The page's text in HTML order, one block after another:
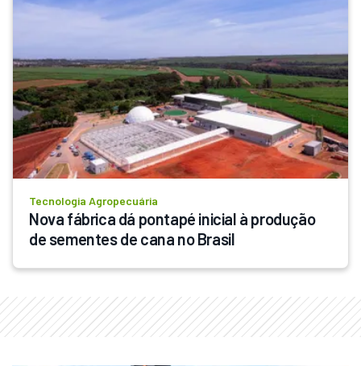
Tecnologia Agropecuária
Nova fábrica dá pontapé inicial à produção
de sementes de cana no Brasil